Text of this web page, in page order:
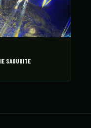
SAOUDITE